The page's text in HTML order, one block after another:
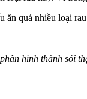
ăn quá nhiều loại
hình thành sỏi